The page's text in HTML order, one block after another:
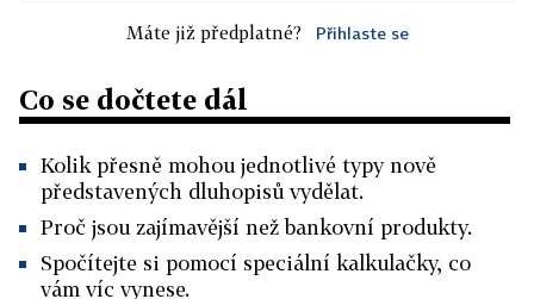
Máte již předplatné? Přihlaste se
Co se dočtete dál
Kolik přesně mohou jednotlivé typy nově
představených dluhopisů vydělat.
Proč jsou zajímavější než bankovní produkty.
Spočítejte si pomocí speciální kalkulačky, co
vám víc vynese.